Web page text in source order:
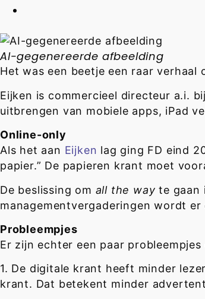
AI-gegenereerde afbeelding
Het was een beetje een raar verhaal
Eijken is commercieel directeur a.i.
uitbrengen van mobiele apps, iPad
Online-only
Als het aan Eijken lag ging FD eind
papier.” De papieren krant moet
De beslissing om all the wayte gaan
managementvergaderingen wordt
Probleempjes
Er zijn echter een paar
1. De digitale krant heeft minder
krant. Dat betekent minder